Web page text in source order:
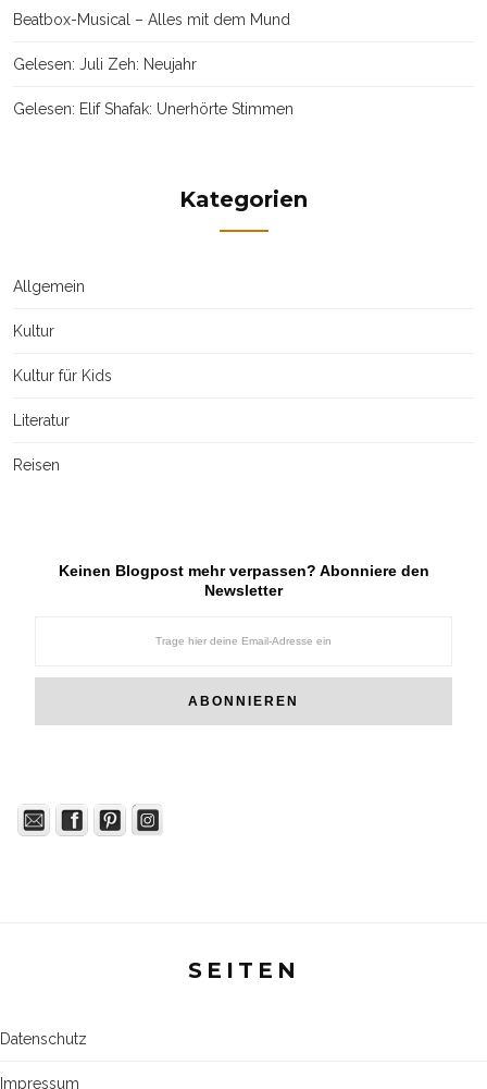
Beatbox-Musical – Alles mit dem Mund
Gelesen: Juli Zeh: Neujahr
Gelesen: Elif Shafak: Unerhörte Stimmen
Kategorien
Allgemein
Kultur
Kultur für Kids
Literatur
Reisen
Keinen Blogpost mehr verpassen? Abonniere den
Newsletter
SEITEN
Datenschutz
Impressum